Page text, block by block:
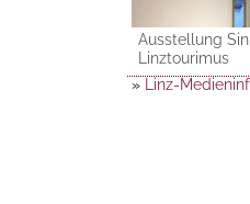
Ausstellung
Linztourimus
»
Linz-